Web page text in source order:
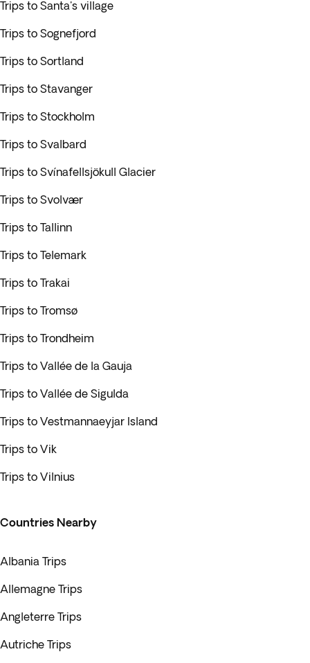
Trips to Santa's village
Trips to Sognefjord
Trips to Sortland
Trips to Stavanger
Trips to Stockholm
Trips to Svalbard
Trips to Svínafellsjökull Glacier
Trips to Svolvær
Trips to Tallinn
Trips to Telemark
Trips to Trakai
Trips to Tromsø
Trips to Trondheim
Trips to Vallée de la Gauja
Trips to Vallée de Sigulda
Trips to Vestmannaeyjar Island
Trips to Vik
Trips to Vilnius
Countries Nearby
Albania Trips
Allemagne Trips
Angleterre Trips
Autriche Trips